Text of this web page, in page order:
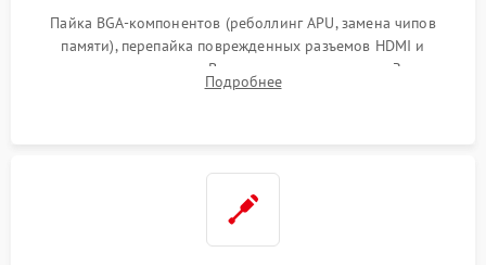
Пайка BGA-компонентов (реболлинг APU, замена чипов
памяти), перепайка поврежденных разъемов HDMI и
контроллеров питания. Восстановление дорожек. Замена
неисправного жесткого диска, SSD или лазерной головки
Подробнее